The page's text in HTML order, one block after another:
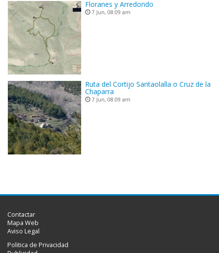
Floranes y Arredondo
7 Jun, 08:09 am
Ruta del Cortijo Santaolalla o Cruz de la
Chaparra
7 Jun, 08:09 am
Contactar
Mapa Web
Aviso Legal
Politica de Privacidad